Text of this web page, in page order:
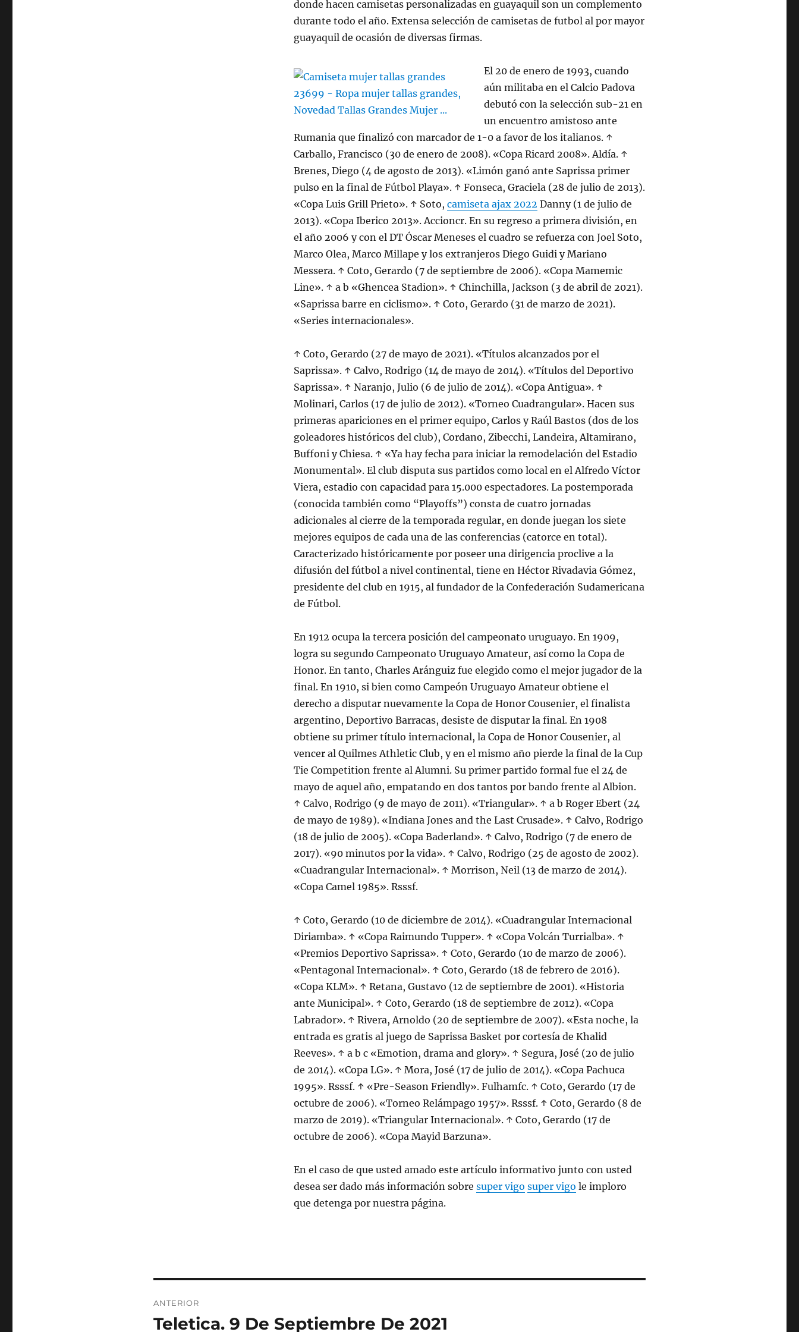
donde hacen camisetas personalizadas en guayaquil son un complemento
durante todo el año. Extensa selección de camisetas de futbol al por mayor
guayaquil de ocasión de diversas firmas.
El 20 de enero de 1993, cuando
aún militaba en el Calcio Padova
debutó con la selección sub-21 en
un encuentro amistoso ante
Rumania que finalizó con marcador de 1-0 a favor de los italianos. ↑
Carballo, Francisco (30 de enero de 2008). «Copa Ricard 2008». Aldía. ↑
Brenes, Diego (4 de agosto de 2013). «Limón ganó ante Saprissa primer
pulso en la final de Fútbol Playa». ↑ Fonseca, Graciela (28 de julio de 2013).
«Copa Luis Grill Prieto». ↑ Soto,camiseta ajax 2022 Danny (1 de julio de
2013). «Copa Iberico 2013». Accioncr. En su regreso a primera división, en
el año 2006 y con el DT Óscar Meneses el cuadro se refuerza con Joel Soto,
Marco Olea, Marco Millape y los extranjeros Diego Guidi y Mariano
Messera. ↑ Coto, Gerardo (7 de septiembre de 2006). «Copa Mamemic
Line». ↑ a b «Ghencea Stadion». ↑ Chinchilla, Jackson (3 de abril de 2021).
«Saprissa barre en ciclismo». ↑ Coto, Gerardo (31 de marzo de 2021).
«Series internacionales».
↑ Coto, Gerardo (27 de mayo de 2021). «Títulos alcanzados por el
Saprissa». ↑ Calvo, Rodrigo (14 de mayo de 2014). «Títulos del Deportivo
Saprissa». ↑ Naranjo, Julio (6 de julio de 2014). «Copa Antigua». ↑
Molinari, Carlos (17 de julio de 2012). «Torneo Cuadrangular». Hacen sus
primeras apariciones en el primer equipo, Carlos y Raúl Bastos (dos de los
goleadores históricos del club), Cordano, Zibecchi, Landeira, Altamirano,
Buffoni y Chiesa. ↑ «Ya hay fecha para iniciar la remodelación del Estadio
Monumental». El club disputa sus partidos como local en el Alfredo Víctor
Viera, estadio con capacidad para 15.000 espectadores. La postemporada
(conocida también como “Playoffs”) consta de cuatro jornadas
adicionales al cierre de la temporada regular, en donde juegan los siete
mejores equipos de cada una de las conferencias (catorce en total).
Caracterizado históricamente por poseer una dirigencia proclive a la
difusión del fútbol a nivel continental, tiene en Héctor Rivadavia Gómez,
presidente del club en 1915, al fundador de la Confederación Sudamericana
de Fútbol.
En 1912 ocupa la tercera posición del campeonato uruguayo. En 1909,
logra su segundo Campeonato Uruguayo Amateur, así como la Copa de
Honor. En tanto, Charles Aránguiz fue elegido como el mejor jugador de la
final. En 1910, si bien como Campeón Uruguayo Amateur obtiene el
derecho a disputar nuevamente la Copa de Honor Cousenier, el finalista
argentino, Deportivo Barracas, desiste de disputar la final. En 1908
obtiene su primer título internacional, la Copa de Honor Cousenier, al
vencer al Quilmes Athletic Club, y en el mismo año pierde la final de la Cup
Tie Competition frente al Alumni. Su primer partido formal fue el 24 de
mayo de aquel año, empatando en dos tantos por bando frente al Albion.
↑ Calvo, Rodrigo (9 de mayo de 2011). «Triangular». ↑ a b Roger Ebert (24
de mayo de 1989). «Indiana Jones and the Last Crusade». ↑ Calvo, Rodrigo
(18 de julio de 2005). «Copa Baderland». ↑ Calvo, Rodrigo (7 de enero de
2017). «90 minutos por la vida». ↑ Calvo, Rodrigo (25 de agosto de 2002).
«Cuadrangular Internacional». ↑ Morrison, Neil (13 de marzo de 2014).
«Copa Camel 1985». Rsssf.
↑ Coto, Gerardo (10 de diciembre de 2014). «Cuadrangular Internacional
Diriamba». ↑ «Copa Raimundo Tupper». ↑ «Copa Volcán Turrialba». ↑
«Premios Deportivo Saprissa». ↑ Coto, Gerardo (10 de marzo de 2006).
«Pentagonal Internacional». ↑ Coto, Gerardo (18 de febrero de 2016).
«Copa KLM». ↑ Retana, Gustavo (12 de septiembre de 2001). «Historia
ante Municipal». ↑ Coto, Gerardo (18 de septiembre de 2012). «Copa
Labrador». ↑ Rivera, Arnoldo (20 de septiembre de 2007). «Esta noche, la
entrada es gratis al juego de Saprissa Basket por cortesía de Khalid
Reeves». ↑ a b c «Emotion, drama and glory». ↑ Segura, José (20 de julio
de 2014). «Copa LG». ↑ Mora, José (17 de julio de 2014). «Copa Pachuca
1995». Rsssf. ↑ «Pre-Season Friendly». Fulhamfc. ↑ Coto, Gerardo (17 de
octubre de 2006). «Torneo Relámpago 1957». Rsssf. ↑ Coto, Gerardo (8 de
marzo de 2019). «Triangular Internacional». ↑ Coto, Gerardo (17 de
octubre de 2006). «Copa Mayid Barzuna».
En el caso de que usted amado este artículo informativo junto con usted
desea ser dado más información sobresuper vigo super vigo le imploro
que detenga por nuestra página.
de
ANTERIOR
Entrada
Teletica. 9 De Septiembre De 2021